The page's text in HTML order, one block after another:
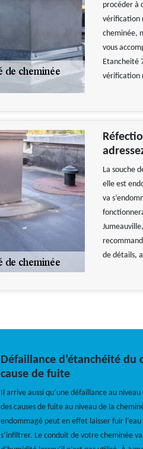
procéder à
vérification
cheminée,
vous
Etancheité
vérification
La souche
elle est
va
de détails,
Défaillance d’étanchéité du
cause de fuite
Il arrive aussi qu’une défaillance au
des causes de fuite au niveau de la
endommagé peut en effet laisser fuir
s’infiltrer. Le conduit de votre cheminée